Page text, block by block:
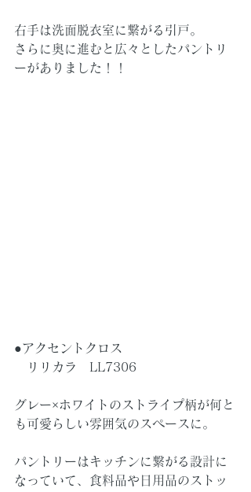
右手は洗面脱衣室に繋がる引戸。
さらに奥に進むと広々としたパントリ
ーがありました！！
●アクセントクロス
リリカラ　LL7306
グレー×ホワイトのストライプ柄が何と
も可愛らしい雰囲気のスペースに。
パントリーはキッチンに繋がる設計に
なっていて、食料品や日用品のストッ